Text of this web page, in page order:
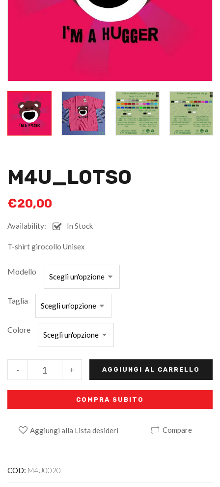
M4U_LOTSO
€20,00
Availability: In Stock
T-shirt girocollo Unisex
Modello
Taglia
Colore
+
- AGGIUNGI AL CARRELLO
COMPRA SUBITO
Aggiungi alla Lista desideri Compare
COD: M4U0020